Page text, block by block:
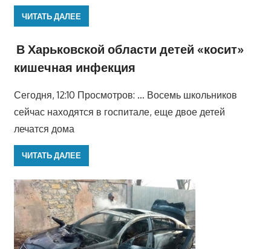
ЧИТАТЬ ДАЛЕЕ
В Харьковской области детей «косит»
кишечная инфекция
Сегодня, 12:10 Просмотров: … Восемь школьников
сейчас находятся в госпитале, еще двое детей
лечатся дома
ЧИТАТЬ ДАЛЕЕ